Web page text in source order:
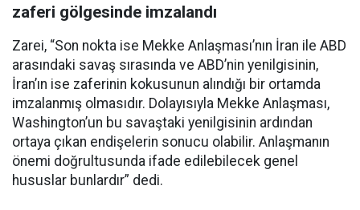
zaferi gölgesinde imzalandı
Zarei, “Son nokta ise Mekke Anlaşması’nın İran ile ABD
arasındaki savaş sırasında ve ABD’nin yenilgisinin,
İran’ın ise zaferinin kokusunun alındığı bir ortamda
imzalanmış olmasıdır. Dolayısıyla Mekke Anlaşması,
Washington’un bu savaştaki yenilgisinin ardından
ortaya çıkan endişelerin sonucu olabilir. Anlaşmanın
önemi doğrultusunda ifade edilebilecek genel
hususlar bunlardır” dedi.